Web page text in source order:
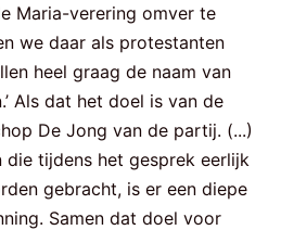
Maria-verering omver te
we daar als protestanten
heel graag de naam van
Als dat het doel is van de
De Jong van de partij. (...)
die tijdens het gesprek eerlijk
gebracht, is er een diepe
Samen dat doel voor